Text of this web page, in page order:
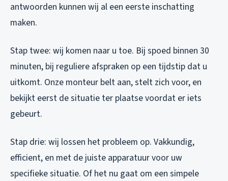
antwoorden kunnen wij al een eerste inschatting
maken.
Stap twee: wij komen naar u toe. Bij spoed binnen 30
minuten, bij reguliere afspraken op een tijdstip dat u
uitkomt. Onze monteur belt aan, stelt zich voor, en
bekijkt eerst de situatie ter plaatse voordat er iets
gebeurt.
Stap drie: wij lossen het probleem op. Vakkundig,
efficient, en met de juiste apparatuur voor uw
specifieke situatie. Of het nu gaat om een simpele